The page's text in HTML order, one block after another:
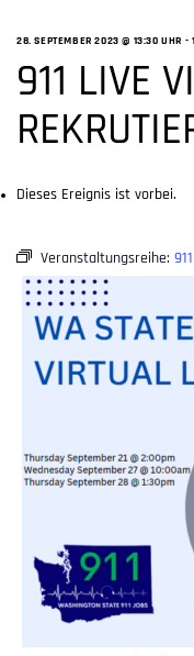
28. SEPTEMBER 2023 @ 13:30 UHR -
911 LIVE
Dieses Ereignis ist vorbei.
Veranstaltungsreihe: